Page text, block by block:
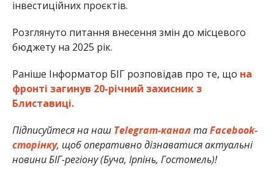
інвестиційних проєктів.
Розглянуто питання внесення змін до місцевого
бюджету на 2025 рік.
Раніше Інформатор БІГ розповідав про те, що на
фронті загинув 20-річний захисник з
Блиставиці.
Підписуйтеся на наш Telegram-каналтаFacebook-
сторінку, щоб оперативно дізнаватися актуальні
новини БІГ-регіону (Буча, Ірпінь, Гостомель)!